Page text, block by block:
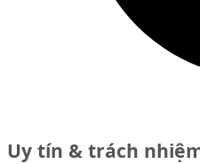
Uy tín & trách